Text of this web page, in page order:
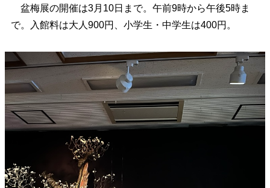
盆梅展の開催は3月10日まで。午前9時から午後5時ま
で。入館料は大人900円、小学生・中学生は400円。